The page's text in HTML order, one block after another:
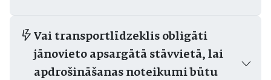
Vai transportlīdzeklis obligāti
jānovieto apsargātā stāvvietā, lai
apdrošināšanas noteikumi būtu